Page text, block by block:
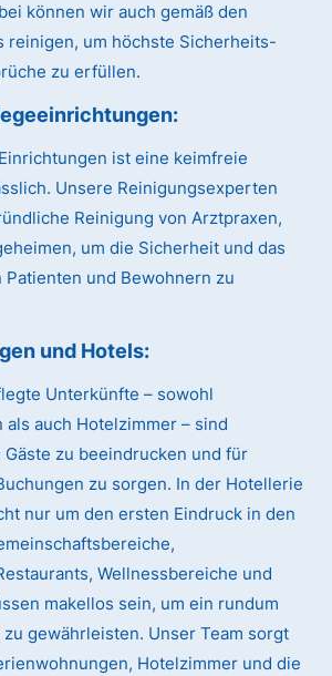
können wir auch gemäß den
reinigen, um höchste Sicherheits-
zu erfüllen.
ist eine keimfreie
Unsere Reinigungsexperten
Reinigung von Arztpraxen,
um die Sicherheit und das
Patienten und Bewohnern zu
und Hotels:
Unterkünfte – sowohl
als auch Hotelzimmer – sind
zu beeindrucken und für
zu sorgen. In der Hotellerie
nur um den ersten Eindruck in den
Wellnessbereiche und
makellos sein, um ein rundum
gewährleisten. Unser Team sorgt
Hotelzimmer und die